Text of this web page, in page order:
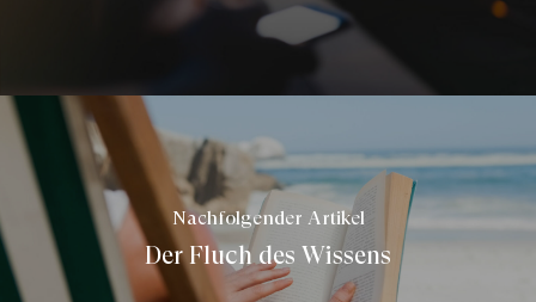
Nachfolgender Artikel
Der Fluch des Wissens